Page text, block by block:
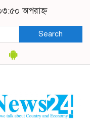
অপরাহ্ন
Search